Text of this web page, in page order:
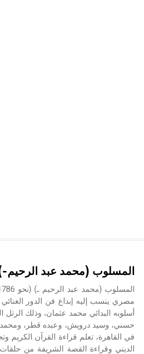
المسلوب (محمد عبد
مصري ينسب إليه إبداع فن الدور
أسلوبه البدائي محمد عثمان، وذلك الرتل
حسني، وسيد درويش، وعبده قطر، ومحمد
في القاهرة، تعلم قراءة القرآن الكريم
الديني وقراءة القصة الشريفة من حلقات